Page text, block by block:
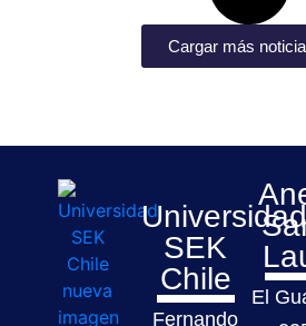
Cargar más
Universidad
SEK
Chile
Fernando
El